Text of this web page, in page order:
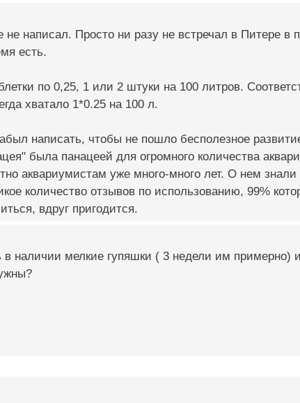
не написал. Просто ни разу не встречал в Питере
есть.
по 0,25, 1 или 2 штуки на 100 литров.
хватало 1*0.25 на 100 л.
написать, чтобы не пошло бесполезное
была панацеей для огромного количества
аквариумистам уже много-много лет. О нем
количество отзывов по использованию, 99%
вдруг пригодится.
в наличии мелкие гупяшки ( 3 недели им примерно)